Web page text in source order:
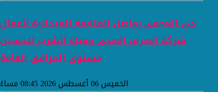
حى العجمى يواصل المتابعة الميدانية لأعمال
شركة الصرف الصحى ومياه الشرب لتحسين
مستوى المرافق العامة
الخميس 06 أغسطس 2026 08:45 مساءً